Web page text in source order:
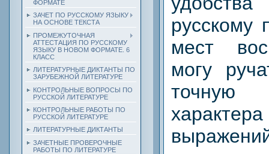
ФОРМАТЕ
ЗАЧЕТ ПО РУССКОМУ ЯЗЫКУ
НА ОСНОВЕ ТЕКСТА
ПРОМЕЖУТОЧНАЯ
АТТЕСТАЦИЯ ПО РУССКОМУ
ЯЗЫКУ В НОВОМ ФОРМАТЕ. 6
КЛАСС
ЛИТЕРАТУРНЫЕ ДИКТАНТЫ ПО
ЗАРУБЕЖНОЙ ЛИТЕРАТУРЕ
КОНТРОЛЬНЫЕ ВОПРОСЫ ПО
РУССКОЙ ЛИТЕРАТУРЕ
КОНТРОЛЬНЫЕ РАБОТЫ ПО
РУССКОЙ ЛИТЕРАТУРЕ
ЛИТЕРАТУРНЫЕ ДИКТАНТЫ
ЗАЧЕТНЫЕ ПРОВЕРОЧНЫЕ
РАБОТЫ ПО ЛИТЕРАТУРЕ
русскому
мест
могу